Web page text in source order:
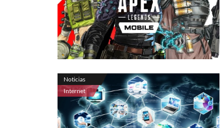
Noticias
Internet